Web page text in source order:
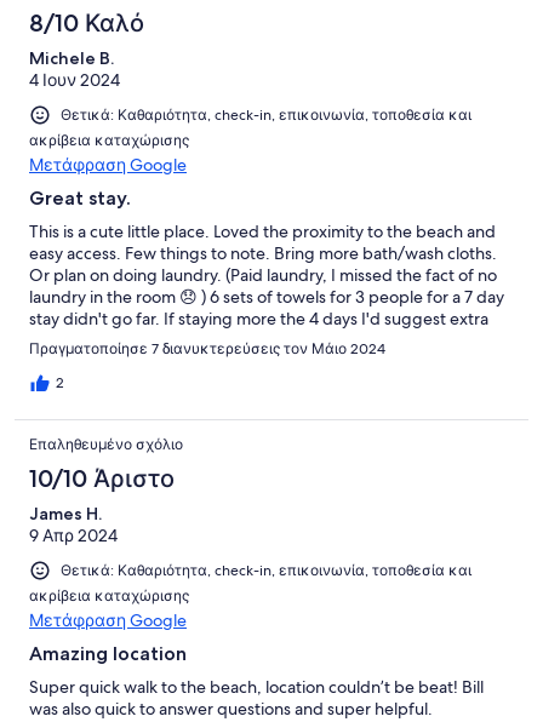
8/10 Καλό
Michele B.
4 Ιουν 2024
Θετικά: Καθαριότητα, check-in, επικοινωνία, τοποθεσία και
ακρίβεια καταχώρισης
Μετάφραση Google
Great stay.
This is a cute little place. Loved the proximity to the beach and
easy access. Few things to note. Bring more bath/wash cloths.
Or plan on doing laundry. (Paid laundry, I missed the fact of no
laundry in the room 😞 ) 6 sets of towels for 3 people for a 7 day
stay didn't go far. If staying more the 4 days I'd suggest extra
garbage bags, TP and paper towel. Storage containers for left
overs or taking things to the beach would be needed too.
Would stay again.
Πραγματοποίησε 7 διανυκτερεύσεις τον Μάιο 2024
2
Επαληθευμένο σχόλιο
10/10 Άριστο
James H.
9 Απρ 2024
Θετικά: Καθαριότητα, check-in, επικοινωνία, τοποθεσία και
ακρίβεια καταχώρισης
Μετάφραση Google
Amazing location
Super quick walk to the beach, location couldn’t be beat! Bill
was also quick to answer questions and super helpful.